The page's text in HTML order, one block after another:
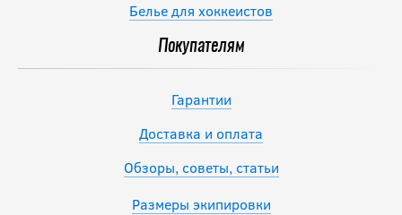
Белье для хоккеистов
Покупателям
Гарантии
Доставка и оплата
Обзоры, советы, статьи
Размеры экипировки